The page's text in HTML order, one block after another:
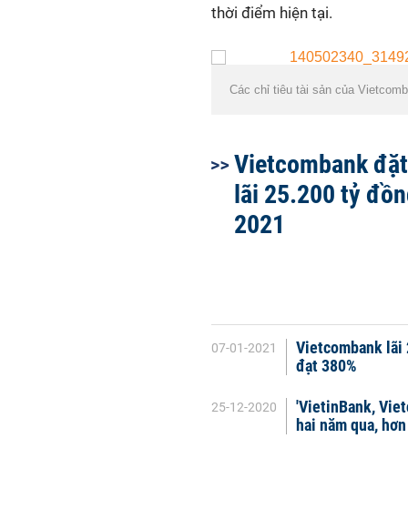
thời điểm hiện tại.
Các chỉ tiêu tài sản của
Vietcombank
lãi 25.200 tỷ
2021
07-01-2021
Vietcombank lãi
đạt 380%
25-12-2020
'VietinBank,
hai năm qua,